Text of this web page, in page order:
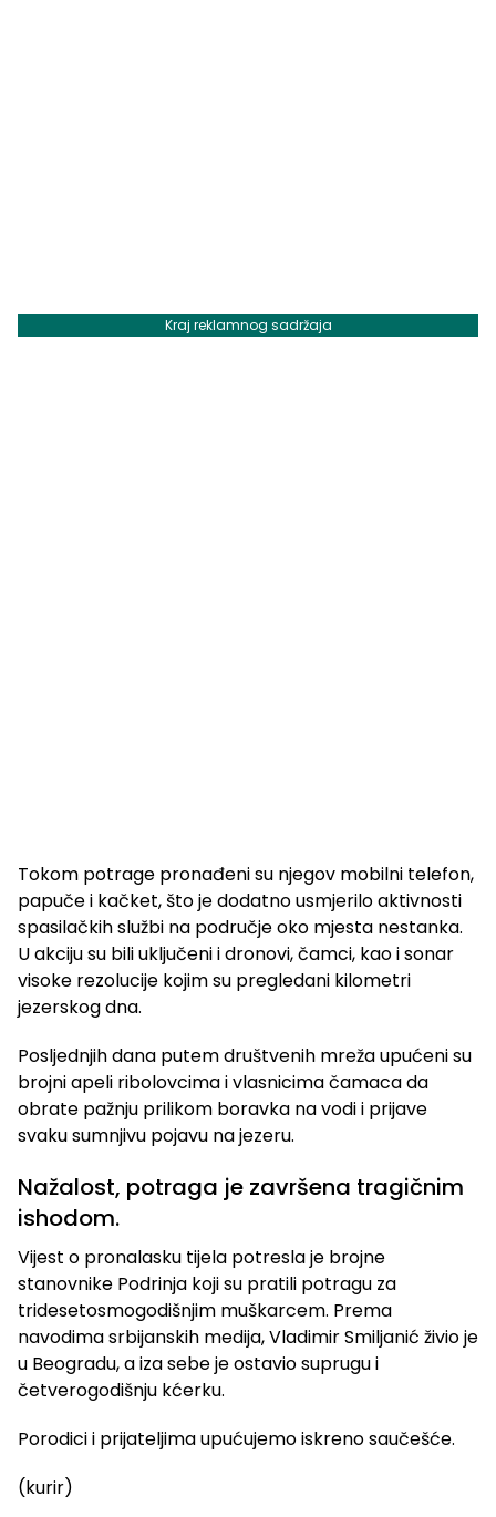
Kraj reklamnog sadržaja
Tokom potrage pronađeni su njegov mobilni telefon,
papuče i kačket, što je dodatno usmjerilo aktivnosti
spasilačkih službi na područje oko mjesta nestanka.
U akciju su bili uključeni i dronovi, čamci, kao i sonar
visoke rezolucije kojim su pregledani kilometri
jezerskog dna.
Posljednjih dana putem društvenih mreža upućeni su
brojni apeli ribolovcima i vlasnicima čamaca da
obrate pažnju prilikom boravka na vodi i prijave
svaku sumnjivu pojavu na jezeru.
Nažalost, potraga je završena tragičnim
ishodom.
Vijest o pronalasku tijela potresla je brojne
stanovnike Podrinja koji su pratili potragu za
tridesetosmogodišnjim muškarcem. Prema
navodima srbijanskih medija, Vladimir Smiljanić živio je
u Beogradu, a iza sebe je ostavio suprugu i
četverogodišnju kćerku.
Porodici i prijateljima upućujemo iskreno saučešće.
(kurir)